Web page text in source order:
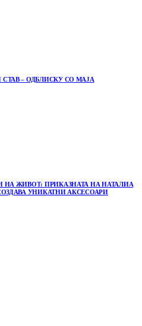
– ОДБЛИСКУ СО МАЈА
НА ЖИВОТ: ПРИКАЗНАТА НА НАТАЛИА
УНИКАТНИ АКСЕСОАРИ